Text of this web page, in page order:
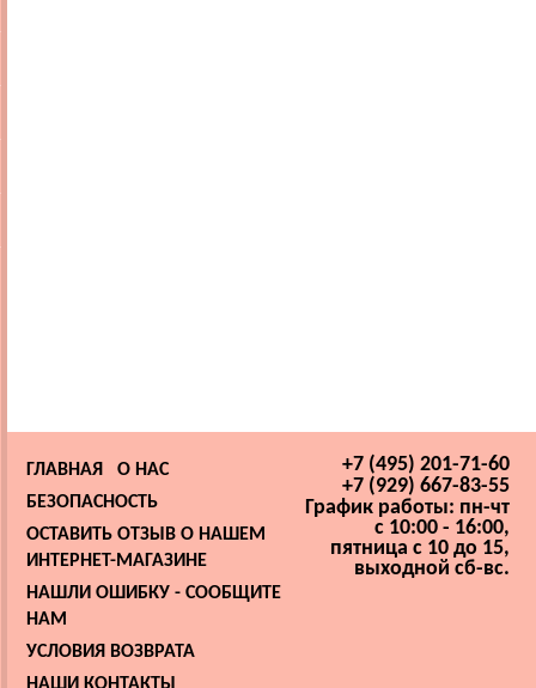
+7 (495) 201-71-60
+7 (929) 667-83-55
График работы: пн-чт
с 10:00 - 16:00,
пятница с 10 до 15,
выходной сб-вс.
ГЛАВНАЯ
О НАС
БЕЗОПАСНОСТЬ
ОСТАВИТЬ ОТЗЫВ О НАШЕМ
ИНТЕРНЕТ-МАГАЗИНЕ
НАШЛИ ОШИБКУ - СООБЩИТЕ
НАМ
УСЛОВИЯ ВОЗВРАТА